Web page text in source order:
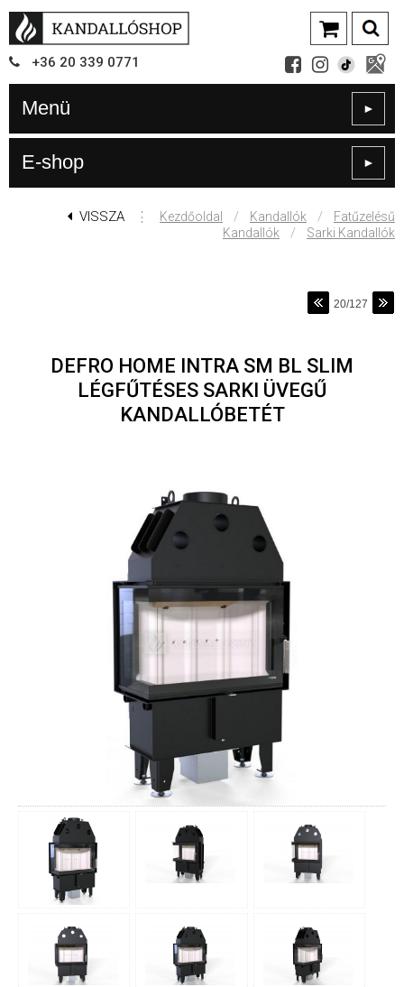
+36 20 339 0771
Menü ►
E-shop ►
VISSZA ⋮ Kezdőoldal / Kandallók /
Fatűzelésű
Kandallók
/ Sarki Kandallók
20/127
DEFRO HOME INTRA SM BL SLIM
LÉGFŰTÉSES SARKI ÜVEGŰ
KANDALLÓBETÉT